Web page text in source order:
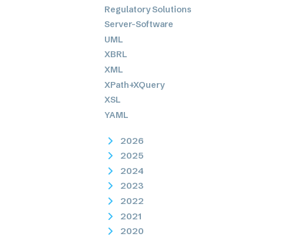
Regulatory Solutions
Server-Software
UML
XBRL
XML
XPath+XQuery
XSL
YAML
2026
2025
2024
2023
2022
2021
2020